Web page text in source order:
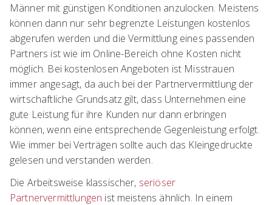
Männer mit günstigen Konditionen anzulocken. Meistens
können dann nur sehr begrenzte Leistungen kostenlos
abgerufen werden und die Vermittlung eines passenden
Partners ist wie im Online-Bereich ohne Kosten nicht
möglich. Bei kostenlosen Angeboten ist Misstrauen
immer angesagt, da auch bei der Partnervermittlung der
wirtschaftliche Grundsatz gilt, dass Unternehmen eine
gute Leistung für ihre Kunden nur dann erbringen
können, wenn eine entsprechende Gegenleistung erfolgt.
Wie immer bei Verträgen sollte auch das Kleingedruckte
gelesen und verstanden werden.
Die Arbeitsweise klassischer, seriöser
Partnervermittlungen ist meistens ähnlich. In einem